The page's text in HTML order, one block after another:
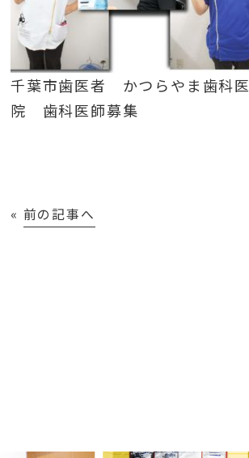
千葉市歯医者 かつらやま歯科医
院 歯科医師募集
« 前の記事へ